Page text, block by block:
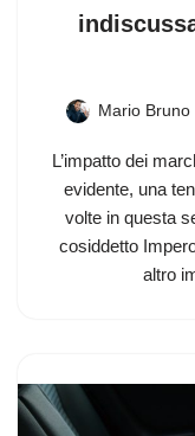
Mario Bruno
L’impatto dei
evidente, una
volte in questa
cosiddetto
altro